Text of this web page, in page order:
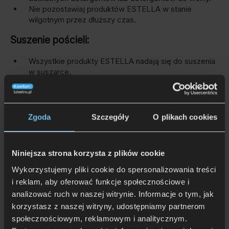
Zgoda Szczegóły O plikach cookies
Niniejsza strona korzysta z plików cookie
Wykorzystujemy pliki cookie do spersonalizowania treści
i reklam, aby oferować funkcje społecznościowe i
analizować ruch w naszej witrynie. Informacje o tym, jak
korzystasz z naszej witryny, udostępniamy partnerom
społecznościowym, reklamowym i analitycznym.
Nie pozostawiaj produktów ESTELLA w stanie
wilgotnym przez dłuższy czas.
Suszenie pościeli:
Wszystkie produkty ESTELLA nadają się do suszenia
w suszarce.
Powinny być suszone w delikatnym cyklu, w niskiej
temperaturze, na lewej stronie i z zamkniętym
zamkiem błyskawicznym.
Nasza pościel satynowa może być bez problemu
Pranie chemiczne:
Czyścić w chloroetylenie lub benzynie.